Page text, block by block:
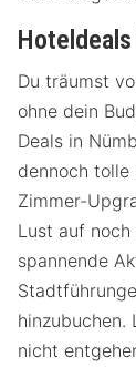
Du träumst
ohne dein
Deals in
dennoch tolle
Zimmer-
Lust auf
spannende
nicht